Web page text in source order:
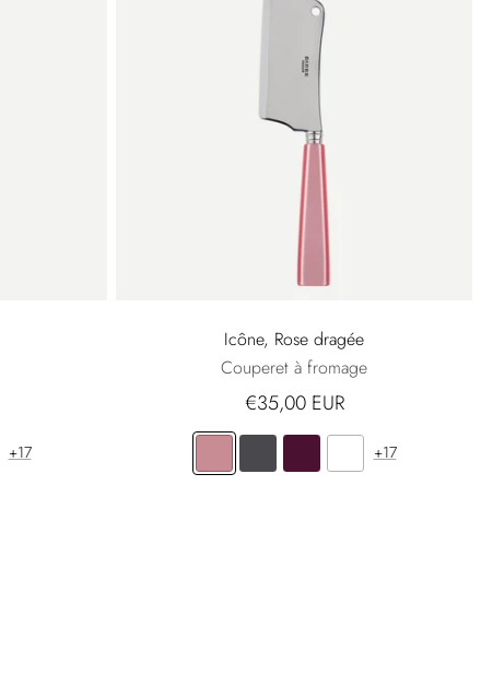
+17
Icône, Rose dragée
Couperet à fromage
€35,00 EUR
+17